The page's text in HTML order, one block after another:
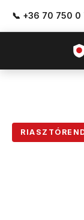
📞 +36 70 750 0